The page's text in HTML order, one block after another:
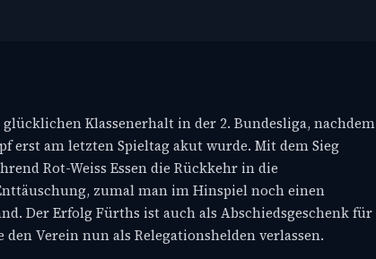
Klassenerhalt in der 2. Bundesliga, nachdem
erst am letzten Spieltag akut wurde. Mit dem Sieg
Rot-Weiss Essen die Rückkehr in die
zumal man im Hinspiel noch einen
Der Erfolg Fürths ist auch als Abschiedsgeschenk für
Verein nun als Relegationshelden verlassen.